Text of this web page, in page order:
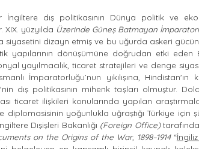
İngiltere dış politikasının Dünya politik ve
yüzyılda Üzerinde Güneş Batmayan
dizayn etmiş ve bu uğurda askeri
dönüşümüne doğrudan etki eden
yayılmacılık, ticaret stratejileri ve denge
İmparatorluğu’nun yıkılışına,
dış politikasının mihenk taşları olmuştur.
ticaret ilişkileri konularında yapılan
yoğunlukla uğraştığı Türkiye için
Dışişleri Bakanlığı (Foreign Office)
on the Origins of the War, 1898–1914“